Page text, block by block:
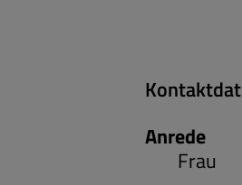
Anrede
Frau